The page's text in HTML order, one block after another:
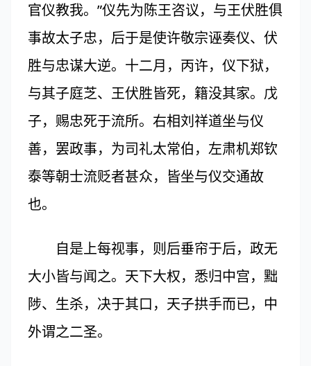
官仪教我。”仪先为陈王咨议，与王伏胜俱
事故太子忠，后于是使许敬宗诬奏仪、伏
胜与忠谋大逆。十二月，丙许，仪下狱，
与其子庭芝、王伏胜皆死，籍没其家。戊
子，赐忠死于流所。右相刘祥道坐与仪
善，罢政事，为司礼太常伯，左肃机郑钦
泰等朝士流贬者甚众，皆坐与仪交通故
也。
自是上每视事，则后垂帘于后，政无
大小皆与闻之。天下大权，悉归中宫，黜
陟、生杀，决于其口，天子拱手而已，中
外谓之二圣。